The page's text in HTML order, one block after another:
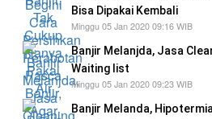
Bisa Dipakai Kembali
Minggu 05 Jan 2020 09:16 WIB
Banjir Melanjda, Jasa
Waiting list
Minggu 05 Jan 2020 09:23 WIB
Banjir Melanda,